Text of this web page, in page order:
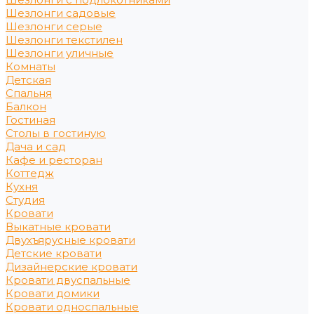
Шезлонги садовые
Шезлонги серые
Шезлонги текстилен
Шезлонги уличные
Комнаты
Детская
Спальня
Балкон
Гостиная
Столы в гостиную
Дача и сад
Кафе и ресторан
Коттедж
Кухня
Студия
Кровати
Выкатные кровати
Двухъярусные кровати
Детские кровати
Дизайнерские кровати
Кровати двуспальные
Кровати домики
Кровати односпальные